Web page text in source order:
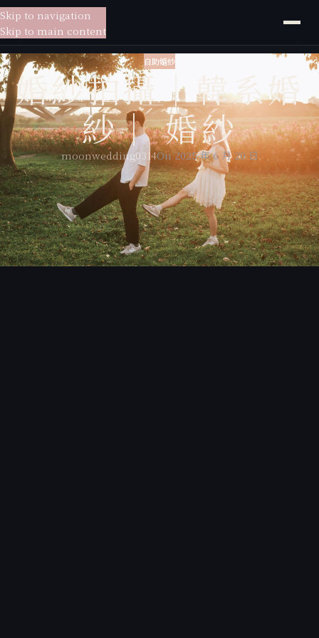
貳月婚紗
Skip to navigation
Skip to main content
自助婚紗
婚紗拍攝｜韓系婚
紗｜ 婚紗
moonwedding0314On 2025 年 6 月 20 日
婚紗攝影：貳月婚紗阿甘
新娘秘書：貳月婚紗Connie
拍攝地點：貳月攝影棚、大同大學、砲台公園